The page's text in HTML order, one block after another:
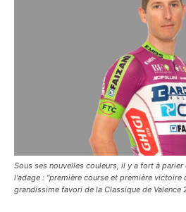
Sous ses nouvelles couleurs, il y a fort à
l'adage : "première course et première victoire
grandissime favori de la Classique de Valence